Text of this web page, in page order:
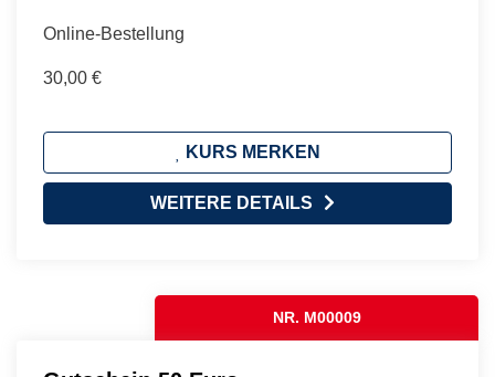
Online-Bestellung
30,00 €
KURS MERKEN
WEITERE DETAILS
NR. M00009